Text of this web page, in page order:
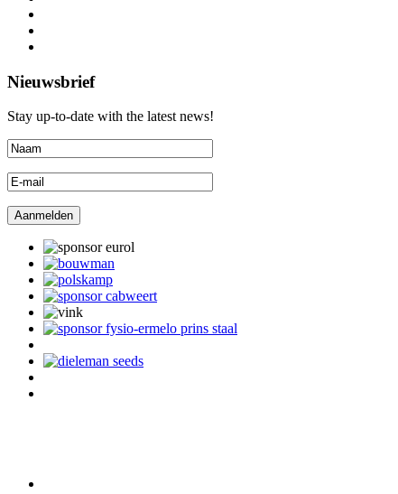
Nieuwsbrief
Stay up-to-date with the latest news!